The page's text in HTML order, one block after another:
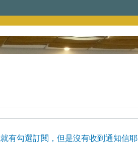
有勾選訂閱，但是沒有收到通知信耶